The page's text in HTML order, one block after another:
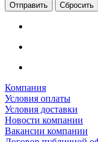
Сбросить
Компания
Условия оплаты
Условия доставки
Новости компании
Вакансии компании